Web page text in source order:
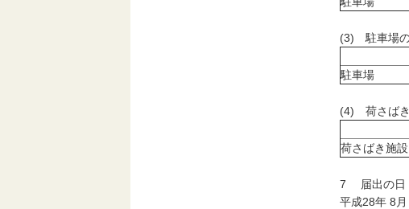
(3) 駐車場の
駐車場
(4) 荷さばき
荷さばき施設
7 届出の日
平成28年 8月